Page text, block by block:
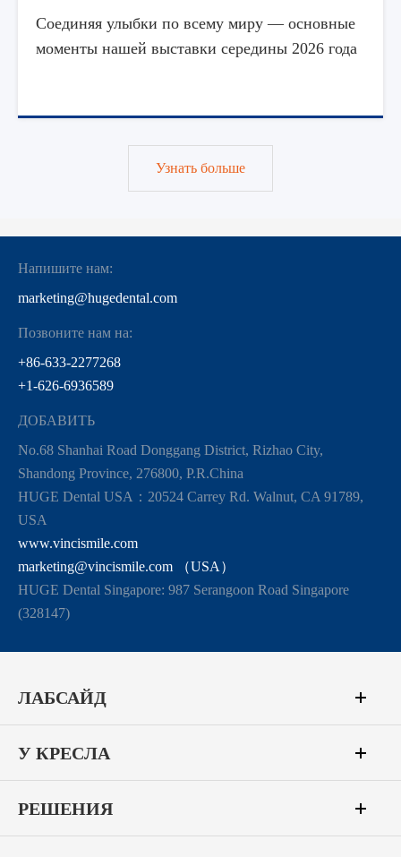
Соединяя улыбки по всему миру — основные
моменты нашей выставки середины 2026 года
Узнать больше
Напишите нам:
marketing@hugedental.com
Позвоните нам на:
+86-633-2277268
+1-626-6936589
ДОБАВИТЬ
No.68 Shanhai Road Donggang District, Rizhao City,
Shandong Province, 276800, P.R.China
HUGE Dental USA：20524 Carrey Rd. Walnut, CA 91789,
USA
www.vincismile.com
marketing@vincismile.com （USA）
HUGE Dental Singapore: 987 Serangoon Road Singapore
(328147)
ЛАБСАЙД
У КРЕСЛА
РЕШЕНИЯ